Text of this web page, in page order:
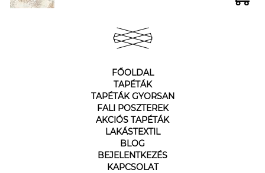
FŐOLDAL
TAPÉTÁK
TAPÉTÁK GYORSAN
FALI POSZTEREK
AKCIÓS TAPÉTÁK
LAKÁSTEXTIL
BLOG
BEJELENTKEZÉS
KAPCSOLAT